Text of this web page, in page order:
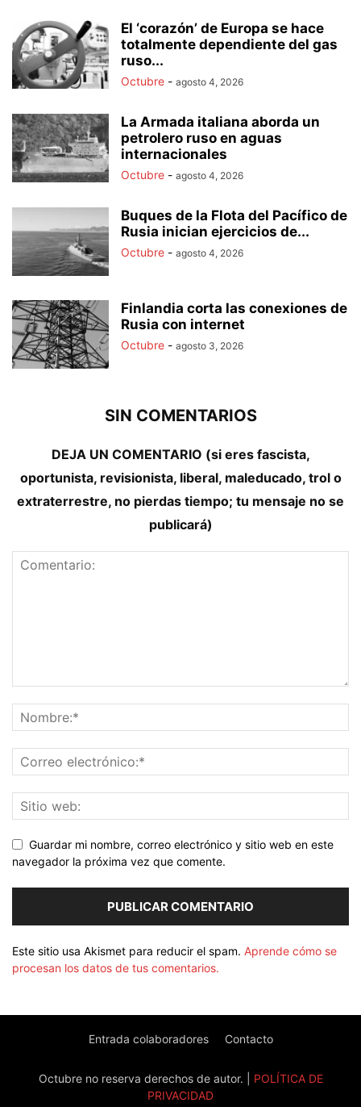
El ‘corazón’ de Europa se hace
totalmente dependiente del gas
ruso...
Octubre - agosto 4, 2026
La Armada italiana aborda un
petrolero ruso en aguas
internacionales
Octubre - agosto 4, 2026
Buques de la Flota del Pacífico de
Rusia inician ejercicios de...
Octubre - agosto 4, 2026
Finlandia corta las conexiones de
Rusia con internet
Octubre - agosto 3, 2026
SIN COMENTARIOS
DEJA UN COMENTARIO (si eres fascista,
oportunista, revisionista, liberal, maleducado, trol o
extraterrestre, no pierdas tiempo; tu mensaje no se
publicará)
Guardar mi nombre, correo electrónico y sitio web en este
navegador la próxima vez que comente.
Este sitio usa Akismet para reducir el spam. Aprende cómo se
procesan los datos de tus comentarios.
Entrada colaboradores Contacto
Octubre no reserva derechos de autor. | POLÍTICA DE
PRIVACIDAD